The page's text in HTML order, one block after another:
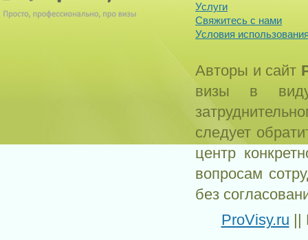
Услуги
Свяжитесь с нами
Условия
Авторы и сайт
визы в виду
следует
центр
вопросам
без
ProVisy.ru ||